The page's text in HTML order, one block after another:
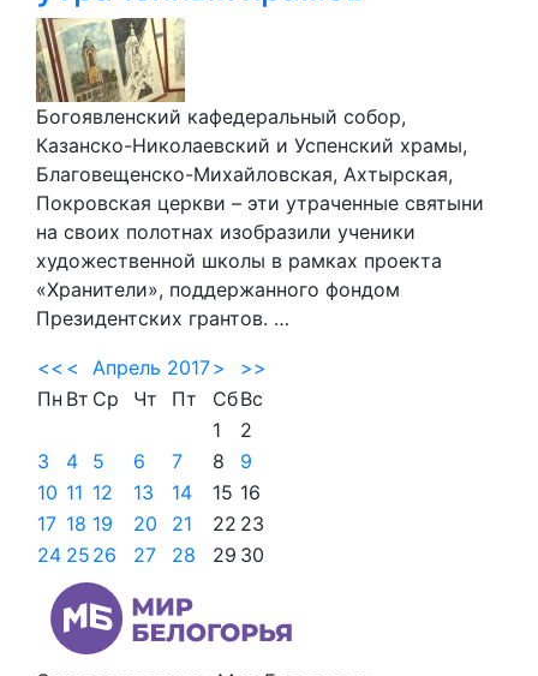
Богоявленский кафедеральный собор,
Казанско-Николаевский и Успенский храмы,
Благовещенско-Михайловская, Ахтырская,
Покровская церкви – эти утраченные святыни
на своих полотнах изобразили ученики
художественной школы в рамках проекта
«Хранители», поддержанного фондом
Президентских грантов. …
<< < Апрель 2017>
>>
Пн Вт Ср Чт Пт СбВс
1
2
3
4 5 6 7 8
9
10 11 12 13 14 15 16
17 18 19 20 21 22 23
24 25 26 27 28 29 30